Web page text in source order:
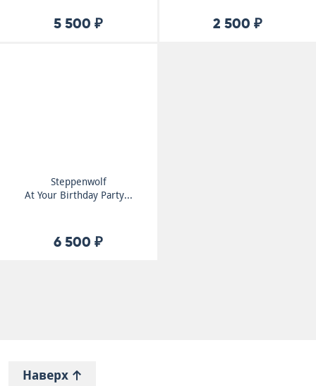
5 500 ₽ 2 500 ₽
Steppenwolf
At Your Birthday Party...
6 500 ₽
Наверх